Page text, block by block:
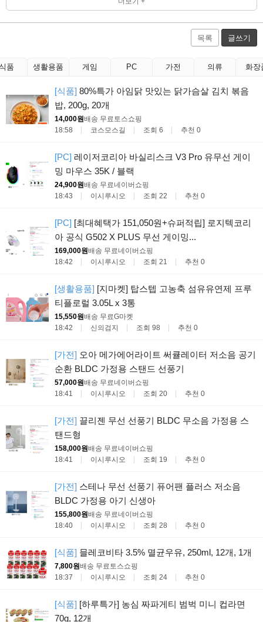
목록 글쓰기
품 생활용품 게임 PC 가전 의류 화장
[식품] 80%특가 아임닭 맛있는 닭가슴살 김치 볶음
밥, 200g, 20개
14,000원배송 무료토스쇼핑
18:58
코스모스길 조회 6 추천 0
[PC] 레이저코리아 바실리스크 V3 Pro 유무선 게이
밍 마우스 35K / 블랙
24,900원배송 무료네이버쇼핑
18:43
이시루시오 조회 22 추천 0
[PC] [최대혜택가 151,050원+슈퍼적립] 로지텍코리
아 공식 G502 X PLUS 무선 게이밍...
169,000원배송 무료네이버쇼핑
18:42
이시루시오 조회 21 추천 0
[생활용품] [지마켓] 탑스텝 고농축 섬유유연제 프루
티플로럴 3.05L x 3통
15,550원배송 무료G마켓
18:42
신의검지 조회 98 추천 0
[가전] 오아 메가에어라이트 써큘레이터 저소음 공기
순환 BLDC 가정용 스탠드 선풍기
57,000원배송 무료네이버쇼핑
18:41
이시루시오 조회 20 추천 0
[가전] 끌리젠 무선 선풍기 BLDC 무소음 가정용 스
탠드형
158,000원배송 무료네이버쇼핑
18:41
이시루시오 조회 19 추천 0
[가전] 스테나 무선 선풍기 퓨어팬 플러스 저소음
BLDC 가정용 아기 신생아
155,800원배송 무료네이버쇼핑
18:40
이시루시오 조회 28 추천 0
[식품] 믈레코비타 3.5% 멸균우유, 250ml, 12개, 1개
7,800원배송 무료토스쇼핑
18:37
이시루시오 조회 24 추천 0
[식품] [하루특가] 농심 짜파게티 범벅 미니 컵라면
70g, 12개